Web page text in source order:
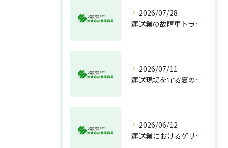
2026/07/28
運送業の故障車トラブル即時対処法
2026/07/11
運送現場を守る夏の熱中症対策
2026/06/12
運送業におけるゲリラ豪雨対策の実践法